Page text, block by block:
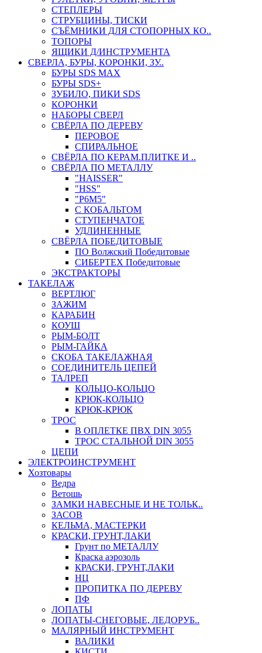
СТЕПЛЕРЫ
СТРУБЦИНЫ, ТИСКИ
СЪЁМНИКИ ДЛЯ СТОПОРНЫХ КО..
ТОПОРЫ
ЯЩИКИ Д/ИНСТРУМЕНТА
СВЕРЛА, БУРЫ, КОРОНКИ, ЗУ..
БУРЫ SDS MAX
БУРЫ SDS+
ЗУБИЛО, ПИКИ SDS
КОРОНКИ
НАБОРЫ СВЕРЛ
СВЁРЛА ПО ДЕРЕВУ
ПЕРОВОЕ
СПИРАЛЬНОЕ
СВЁРЛА ПО КЕРАМ.ПЛИТКЕ И ..
СВЁРЛА ПО МЕТАЛЛУ
"HAISSER"
"HSS"
"Р6М5"
С КОБАЛЬТОМ
СТУПЕНЧАТОЕ
УДЛИНЕННЫЕ
СВЁРЛА ПОБЕДИТОВЫЕ
ПО Волжский Победитовые
СИБЕРТЕХ Победитовые
ЭКСТРАКТОРЫ
ТАКЕЛАЖ
ВЕРТЛЮГ
ЗАЖИМ
КАРАБИН
КОУШ
РЫМ-БОЛТ
РЫМ-ГАЙКА
СКОБА ТАКЕЛАЖНАЯ
СОЕДИНИТЕЛЬ ЦЕПЕЙ
ТАЛРЕП
КОЛЬЦО-КОЛЬЦО
КРЮК-КОЛЬЦО
КРЮК-КРЮК
ТРОС
В ОПЛЕТКЕ ПВХ DIN 3055
ТРОС СТАЛЬНОЙ DIN 3055
ЦЕПИ
ЭЛЕКТРОИНСТРУМЕНТ
Хозтовары
Ведра
Ветошь
ЗАМКИ НАВЕСНЫЕ И НЕ ТОЛЬК..
ЗАСОВ
КЕЛЬМА, МАСТЕРКИ
КРАСКИ, ГРУНТ,ЛАКИ
Грунт по МЕТАЛЛУ
Краска аэрозоль
КРАСКИ, ГРУНТ,ЛАКИ
НЦ
ПРОПИТКА ПО ДЕРЕВУ
ПФ
ЛОПАТЫ
ЛОПАТЫ-СНЕГОВЫЕ, ЛЕДОРУБ..
МАЛЯРНЫЙ ИНСТРУМЕНТ
ВАЛИКИ